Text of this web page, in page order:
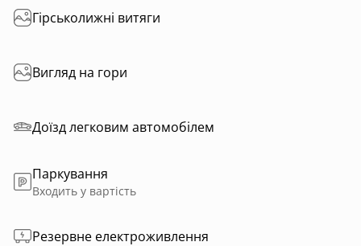
Гірськолижні витяги
Вигляд на гори
Доїзд легковим автомобілем
Паркування
Входить у вартість
Резервне електроживлення